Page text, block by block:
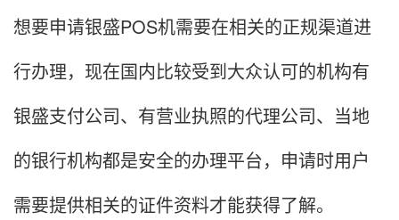
想要申请银盛POS机需要在相关的正规渠道进
行办理，现在国内比较受到大众认可的机构有
银盛支付公司、有营业执照的代理公司、当地
的银行机构都是安全的办理平台，申请时用户
需要提供相关的证件资料才能获得了解。